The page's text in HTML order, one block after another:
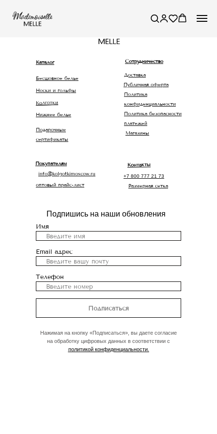
Нижнее белье
Каталог
Покупателям Контакты
Сотрудничество
Бесшовное белье
Колготки
Носки и гольфы
Подарочные
сертификаты
Магазины
+7 800 777 21 73
оптовый прайс-лист
info@kolgotkimoscow.ru
Доставка
Размерная сетка
Публичная оферта
Политика
конфиденциальности
Политика безопасности
платежей
Подпишись на наши обновления
Имя
Email адрес
Телефон
Подписаться
Нажимая на кнопку «Подписаться», вы даете согласие
на обработку цифровых данных в соответствии с
политикой конфиденциальности.